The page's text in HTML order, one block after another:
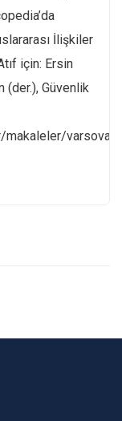
İlişkiler
için: Ersin
(der.), Güvenlik
varsova-